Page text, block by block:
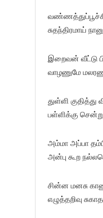
சுதந்திரமாய்
இறைவன் வீட்டு
வாழணுமே
துள்ளி
பள்ளிக்கு
அம்மா அப்பா
அன்பு கூற
சின்ன மனசு
எழுத்தறிவு